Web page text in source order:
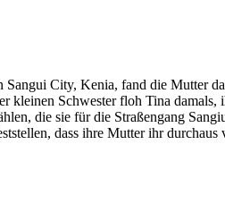
City, Kenia, fand die Mutter
Schwester floh Tina damals,
die sie für die Straßengang
dass ihre Mutter ihr